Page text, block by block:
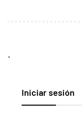
.
Iniciar sesión